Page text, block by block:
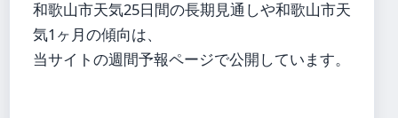
和歌山市天気25日間の長期見通しや和歌山市天
気1ヶ月の傾向は、
当サイトの週間予報ページで公開しています。